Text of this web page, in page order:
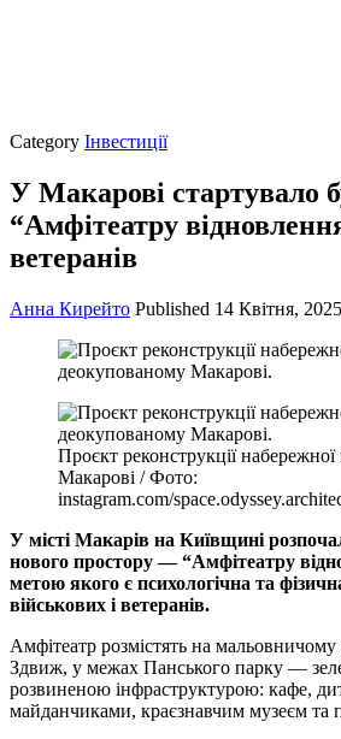
Category Інвестиції
У Макарові стартувало
“Амфітеатру
ветеранів
Анна Кирейто Published 14 Квітня, 2025
Проєкт реконструкції
Макарові / Фото:
instagram.com/
У місті Макарів на Київщині
нового простору — “Амфітеатру
метою якого є психологічна та
військових і ветеранів.
Амфітеатр розмістять на мальовничому
Здвиж, у межах Панського парку —
розвиненою інфраструктурою: кафе,
майданчиками, краєзнавчим музеєм та